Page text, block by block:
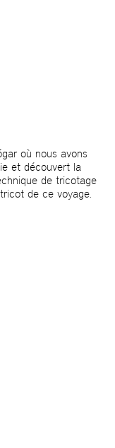
où nous avons
et découvert la
de tricotage
de ce voyage.